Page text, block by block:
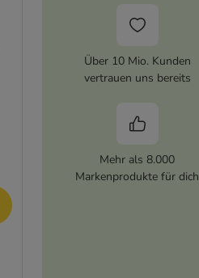
Über 10 Mio. Kunden
vertrauen uns bereits
Mehr als 8.000
Markenprodukte für dich